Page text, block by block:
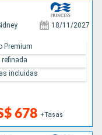
18/11/2027
678 +Tasas
Premium
incluidas